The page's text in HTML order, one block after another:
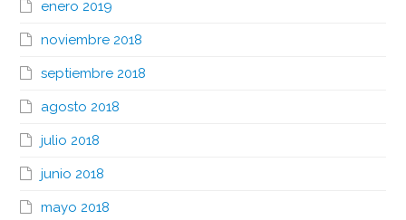
enero 2019
noviembre 2018
septiembre 2018
agosto 2018
julio 2018
junio 2018
mayo 2018